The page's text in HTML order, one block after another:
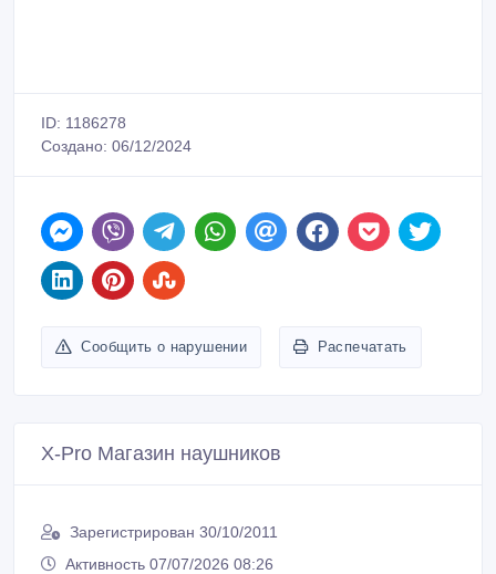
ID: 1186278
Создано: 06/12/2024
Сообщить о нарушении Распечатать
X-Pro Магазин наушников
Зарегистрирован 30/10/2011
Активность 07/07/2026 08:26